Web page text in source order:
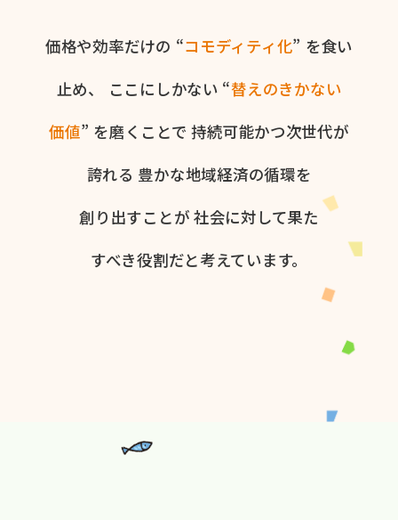
価格や​効率だけの​ “コモディティ化” を​食い​
止め、
ここに​しかない​ “替えの​きかない​
価値” を​磨く​ことで 持続可能かつ次世代が​
誇れる 豊かな​地域経済の​循環を​
創り出すことが 社会に​対して​果た​
すべき役割だと​考えています。​